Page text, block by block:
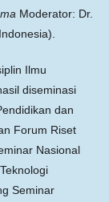
Moderator: Dr.
Ilmu
diseminasi
dan
Forum Riset
Nasional
Seminar